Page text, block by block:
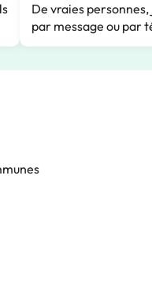
De vraies
par message ou par